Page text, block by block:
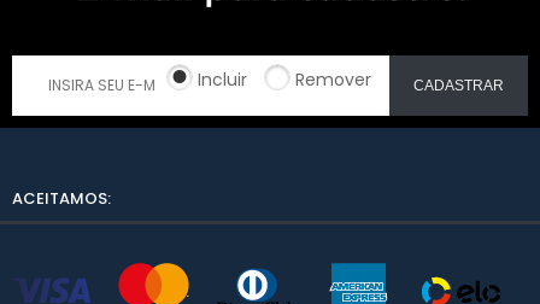
Incluir Remover CADASTRAR
ACEITAMOS: